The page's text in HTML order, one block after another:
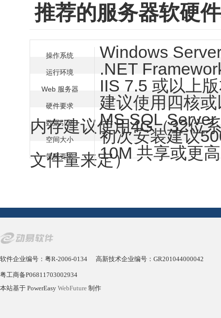
推荐的服务器软硬
操作系统 Windows
运行环境 .NET
Web 服务器 IIS 7.5 或以上
硬件要求
建议使用四核
内存建议使用4G（32位
数据引擎 MS SQL
空间大小
初次安装建议
文件量来定）
带宽要求 10M 共享或更
软件企业编号：粤R-2006-0134 高新技术企业编号：GR201044000042
粤工商备P06811703002934
本站基于 PowerEasy WebFuture 制作